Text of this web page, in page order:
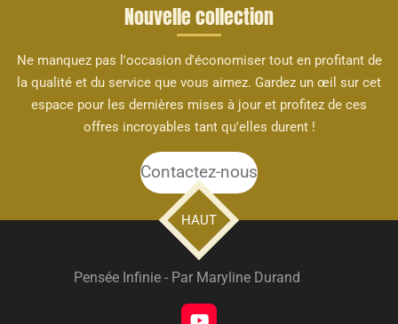
Nouvelle collection
Ne manquez pas l'occasion d'économiser tout en profitant de
la qualité et du service que vous aimez. Gardez un œil sur cet
espace pour les dernières mises à jour et profitez de ces
offres incroyables tant qu'elles durent !
Contactez-nous
HAUT
Pensée Infinie - Par Maryline Durand